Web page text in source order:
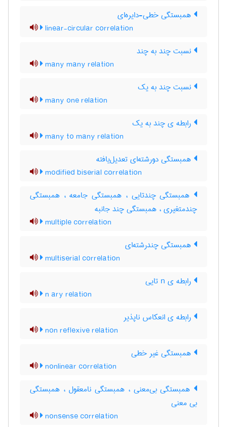
همبستگی خطی-دایره‌ای
linear-circular correlation
نسبت چند به چند
many many relation
نسبت چند به یک
many one relation
رابطه ی چند به یک
many to many relation
همبستگی دورشته‌ای تعدیل‌یافته
modified biserial correlation
همبستگی چندتایی ، همبستگی جامعه ، همبستگی
چندمتغیری ، همبستگی چند جانبه
multiple correlation
همبستگی چندرشته‌ای
multiserial correlation
رابطه ی n تایی
n ary relation
رابطه ی انعکاس ناپذیر
non reflexive relation
همبستگی غیر خطی
nonlinear correlation
همبستگی بی‌معنی ، همبستگی نامعقول ، همبستگی
بی معنی
nonsense correlation